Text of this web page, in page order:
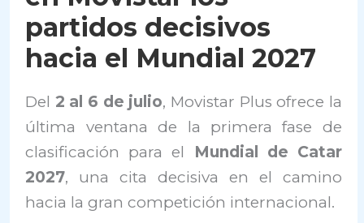
partidos decisivos
hacia el Mundial 2027
Del 2 al 6 de julio, Movistar Plus ofrece la
última ventana de la primera fase de
clasificación para el
Mundial de Catar
2027, una cita decisiva en el camino
hacia la gran competición internacional.